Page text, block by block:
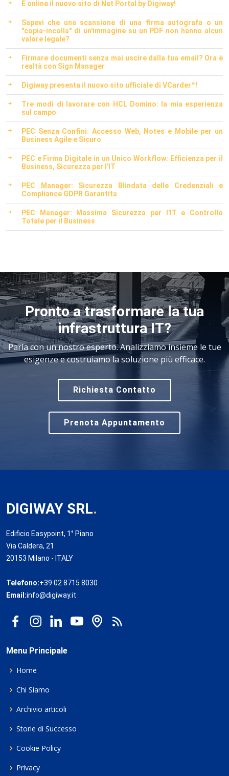
È online il nuovo sito di Net Portal by Digiway!
Sapevi che una scansione di una firma autografa o un
"copia-incolla" di un'immagine su un PDF non hanno alcun
valore legale?
Firmare documenti senza mai uscire dalla tua email? Ora è
realtà con Sign Manager
Digiway presenta il nuovo sito ufficiale di VCarder™!
Tre modi di lavorare con HCL Domino: la mia esperienza
sul campo
PEC Senza Confini: Accesso Web, Notes e Mobile per un
Business Agile e Sicuro
PEC e Firma Digitale in un Unico Workflow: Efficienza per il
Business, Sicurezza per l'IT
PEC Manager: Sicurezza Blindata delle Credenziali e
Compliance GDPR Garantita
PEC Manager: Massima Sicurezza per l'IT e Controllo
Totale per il Business
Pronto a trasformare la tua
infrastruttura IT?
Parla con un nostro esperto. Analizziamo insieme le tue
esigenze e costruiamo la soluzione più efficace.
Richiesta Contatto
Prenota Appuntamento
DIGIWAY SRL.
Edificio Easypoint, 1° Piano
Via Caldera, 21
20153 Milano - ITALY
Telefono:+39 02 8715 8030
Email:info@digiway.it
Menu Principale
Home
Chi Siamo
Archivio articoli
Storie di Successo
Cookie Policy
Privacy